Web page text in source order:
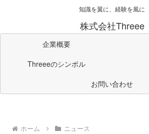
知識を翼に、経験を風に
株式会社Threee
企業概要
Threeeのシンボル
お問い合わせ
ホーム ニュース